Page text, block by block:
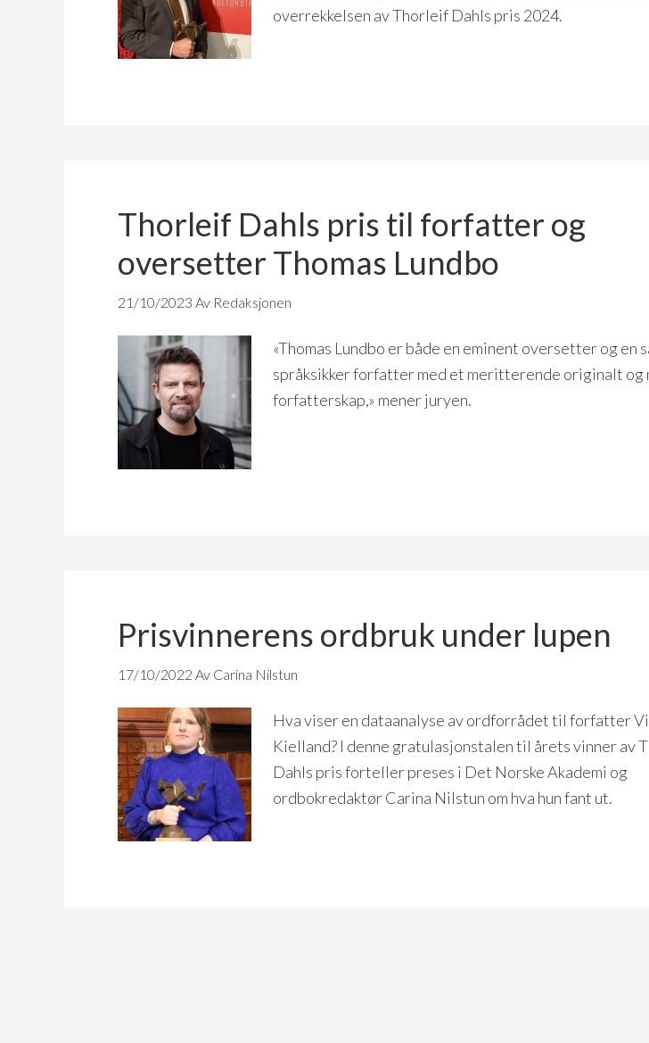
overrekkelsen av Thorleif Dahls pris 2024.
Thorleif Dahls pris til forfatter og
oversetter Thomas Lundbo
21/10/2023 Av Redaksjonen
«Thomas Lundbo er både en eminent oversetter og en
språksikker forfatter med et meritterende originalt og
forfatterskap,» mener juryen.
Prisvinnerens ordbruk under lupen
17/10/2022 Av Carina Nilstun
Hva viser en dataanalyse av ordforrådet til forfatter
Kielland? I denne gratulasjonstalen til årets vinner av
Dahls pris forteller preses i Det Norske Akademi og
ordbokredaktør Carina Nilstun om hva hun fant ut.